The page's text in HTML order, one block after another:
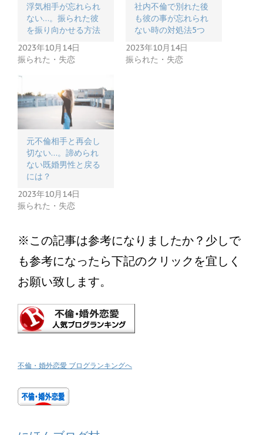
浮気相手が忘れられ
ない…。振られた彼
を振り向かせる方法
2023年10月14日
振られた・失恋
社内不倫で別れた後
も彼の事が忘れられ
ない時の対処法5つ
2023年10月14日
振られた・失恋
元不倫相手と再会し
切ない…。諦められ
ない既婚男性と戻る
には？
2023年10月14日
振られた・失恋
※この記事は参考になりましたか？少しで
も参考になったら下記のクリックを宜しく
お願い致します。
不倫・婚外恋愛 ブログランキングへ